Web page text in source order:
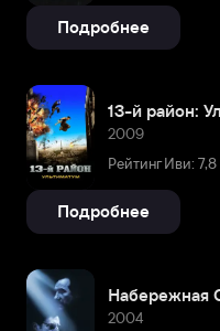
Подробнее
13-й район:
2009
Рейтинг Иви: 7,8
Подробнее
Набережная
2004